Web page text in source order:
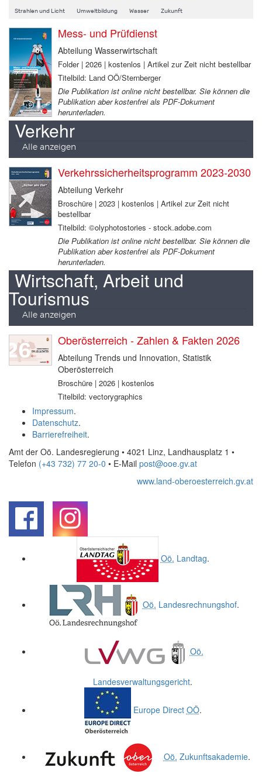
Strahlen und Licht Umweltbildung Wasser Zukunft
Mess- und Prüfdienst
Abteilung Wasserwirtschaft
Folder | 2026 | kostenlos | Artikel zur Zeit nicht bestellbar
Titelbild: Land OÖ/Sternberger
Die Publikation ist online nicht bestellbar. Sie können die
Publikation aber kostenfrei als PDF-Dokument
herunterladen.
Verkehr
Alle anzeigen
Verkehrssicherheitsprogramm 2023-2030
Abteilung Verkehr
Broschüre | 2023 | kostenlos | Artikel zur Zeit nicht
bestellbar
Titelbild: ©olyphotostories - stock.adobe.com
Die Publikation ist online nicht bestellbar. Sie können die
Publikation aber kostenfrei als PDF-Dokument
herunterladen.
Wirtschaft, Arbeit und
Tourismus
Alle anzeigen
Oberösterreich - Zahlen & Fakten 2026
Abteilung Trends und Innovation, Statistik
Oberösterreich
Broschüre | 2026 | kostenlos
Titelbild: vectorygraphics
Impressum.
Datenschutz.
Barrierefreiheit.
Amt der Oö. Landesregierung • 4021 Linz, Landhausplatz 1 •
Telefon (+43 732) 77 20-0 • E-Mail post@ooe.gv.at
www.land-oberoesterreich.gv.at
Oö. Landtag.
Oö. Landesrechnungshof.
Oö.
Landesverwaltungsgericht.
Europe Direct OÖ.
Oö. Zukunftsakademie.